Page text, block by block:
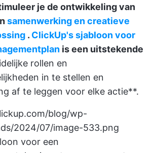
je de ontwikkeling van
samenwerking en creatieve
. ClickUp's sjabloon voor
is een uitstekende
rollen en
in te stellen en
af te leggen voor elke actie**.
blog/wp-
2024/07/image-533.png
voor een